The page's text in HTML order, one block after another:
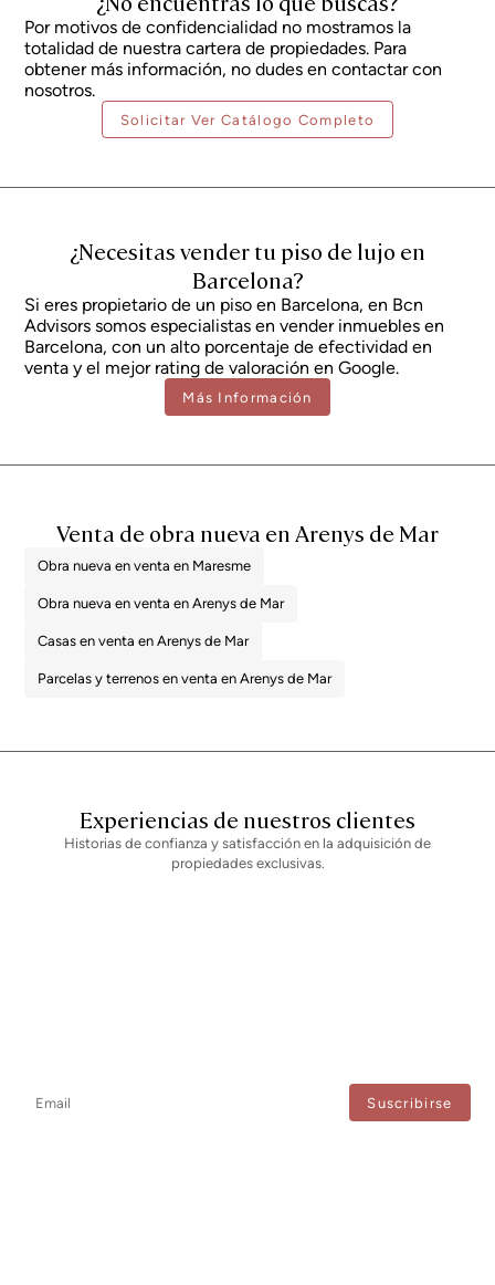
precio no incluye los gastos de notaría, registro de la propiedad y gestoría,
que de forma orientativa pueden representar entre un 1% y un 2%
adicional sobre el precio de compraventa. Toda la información expuesta
tiene carácter meramente informativo y se encuentra sujeta a posibles
cambios o errores. La propiedad dispone de certificado de eficiencia
energética y cédula de habitabilidad en vigor, que serán facilitados a
cualquier interesado. Número de registro AICAT 2736, conforme a la
normativa vigente. Los honorarios de intermediación inmobiliaria serán
Por motivos de confidencialidad no mostramos la
totalidad de nuestra cartera de propiedades. Para
obtener más información, no dudes en contactar con
nosotros.
Solicitar Ver Catálogo Completo
¿Necesitas vender tu piso de lujo en
Barcelona?
Si eres propietario de un piso en Barcelona, en Bcn
Advisors somos especialistas en vender inmuebles en
Barcelona, con un alto porcentaje de efectividad en
venta y el mejor rating de valoración en Google.
Más Información
Venta de obra nueva en Arenys de Mar
Obra nueva en venta en Maresme
Obra nueva en venta en Arenys de Mar
Casas en venta en Arenys de Mar
Parcelas y terrenos en venta en Arenys de Mar
Experiencias de nuestros clientes
Historias de confianza y satisfacción en la adquisición de
propiedades exclusivas.